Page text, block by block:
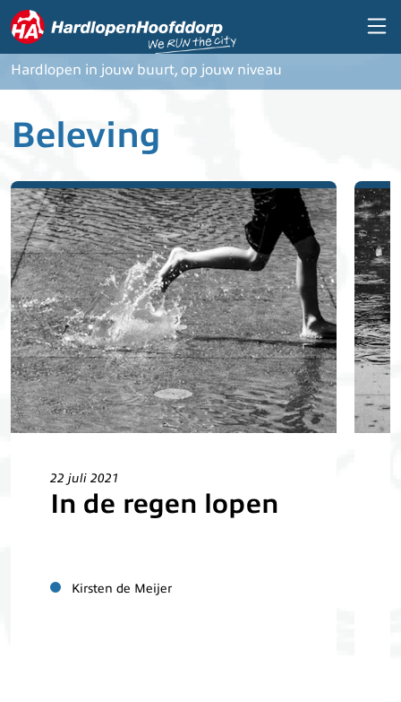
Overslaan en naar de inhoud gaan
Hardlopen in jouw buurt, op jouw niveau
Beleving
22 juli 2021
In de regen lopen
Kirsten de Meijer